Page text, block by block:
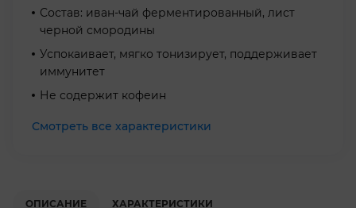
Состав: иван-чай ферментированный, лист
черной смородины
Успокаивает, мягко тонизирует, поддерживает
иммунитет
Не содержит кофеин
Смотреть все характеристики
ОПИСАНИЕ ХАРАКТЕРИСТИКИ